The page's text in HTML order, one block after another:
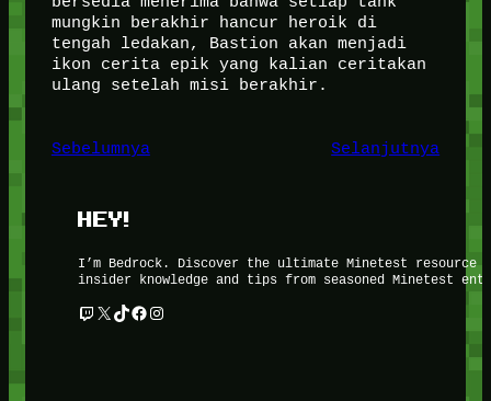
mungkin berakhir hancur heroik di
tengah ledakan, Bastion akan menjadi
ikon cerita epik yang kalian ceritakan
ulang setelah misi berakhir.
Sebelumnya Selanjutnya
HEY!
I’m Bedrock. Discover the ultimate Minetest
insider knowledge and tips from seasoned Minetest
Twitch X TikTok Facebook Instagram